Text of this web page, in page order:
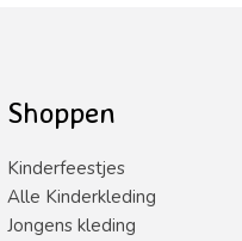
Shoppen
Kinderfeestjes
Alle Kinderkleding
Jongens kleding